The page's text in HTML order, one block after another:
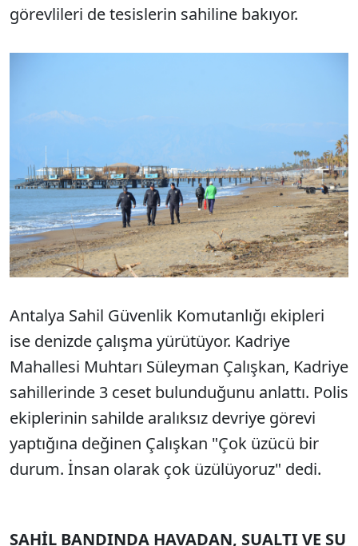
görevlileri de tesislerin sahiline bakıyor.
Antalya Sahil Güvenlik Komutanlığı ekipleri
ise denizde çalışma yürütüyor. Kadriye
Mahallesi Muhtarı Süleyman Çalışkan, Kadriye
sahillerinde 3 ceset bulunduğunu anlattı. Polis
ekiplerinin sahilde aralıksız devriye görevi
yaptığına değinen Çalışkan "Çok üzücü bir
durum. İnsan olarak çok üzülüyoruz" dedi.
SAHİL BANDINDA HAVADAN, SUALTI VE SU